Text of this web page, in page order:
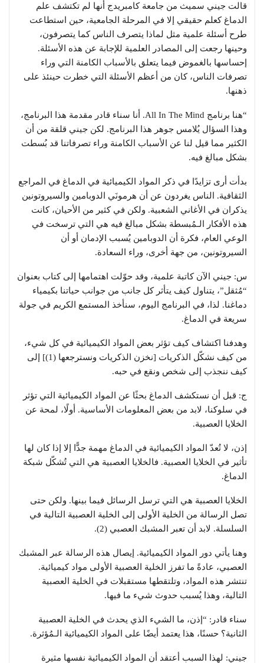
قالت جيني سميث من جامعة كامبريدج أنها لم تكتشف علم
الدماغ كعلم حقيقي إلا في المرحلة الجامعية، حين استطاعت
طرح أسئلة علمية مثل لماذا يتصرف الناس كما يتصرفون،
وحينها رجعت إلى المصادر العلمية للإجابة عن هذه الأسئلة.
إحساسها بالغموض فيما يتعلق بالأسباب الكامنة التي وراء
تصرفات الناس، كان من أعظم الأسئلة التي خطرت حينئذ على
ذهنها.
“هنا برنامج All In The Mind. أنا سناء قادر مقدمة هذا البرنامج،
وهذا السؤال يُلامس جوهر هذا البرنامج. لكن جيني قلقة من أن
الكثير مما قيل لنا عن الأسباب الكامنة وراء تصرفاتنا قد بُسطت
بشكل مبالغ فيه.
بدأت أرى تزايدًا في ذكر المواد الكيميائية في الدماغ في المراجع
الثقافية. الناس يغردون عن أن هرمونَي الدوبامين والسيروتونين
يذكران في الأغاني الشعبية. ولكن في كثير من الأحيان، كانت
هذه الأفكار الـمُبسطة بشكل مبالغ فيه هي التي ترسخت في
الوعي العام، فكرة أن الدوبامين يُسبب الإدمان أو أن
السيروتونين، من جهة أخرى، وراء السعادة.
س: جيني الآن كاتبة علمية، وقد حوّلت اهتمامها إلى كتاب بعنوان
“مُثقل”، يتناول كيف يتأثر كل جانب من جوانب حياتنا بكيمياء
دماغنا. لذا، في البرنامج اليوم، سنأخذ المستمع الكريم في جولة
سريعة في الدماغ.
وهدفنا اكتشاف كيف تؤثر بعض المواد الكيميائية في كل شيء،
من كيف نشكّل الذكريات [نخزن الذكريات ونسترجعها (1)] إلى
كيف ننجذب إلى شخص ونقع في حبه.
ج: قبل أن نستكشف الدماغ بحثًا عن المواد الكيميائية التي تؤثر
في سلوكنا، لابد من بعض المعلومات الأساسية. أولًا، لمحة عن
الخلايا العصبية.
إذن، لا تُعدّ المواد الكيميائية في الدماغ مهمة جدًّا إلا إذا كان لها
تأثير في الخلايا العصبية. فالخلايا العصبية هي التي تُشكّل شبكة
الدماغ.
الخلايا العصبية هي التي ترسل الرسائل فيما بينها. ولكن حتى
تصل الرسالة من الخلية الأولى إلى الخلية العصبية التالية في
السلسلة. لابد أن تعبر المشبك العصبي (2).
وهنا يأتي دور المواد الكيميائية. إيصال هذه الرسالة عبر المشبك
العصبي، عادةً ما تفرز الخلية العصبية الأولى مواد كيميائية.
تنتشر هذه المواد، وتلتقطها مستقبلات في الخلية العصبية
التالية، وهذا يُسبب حدوث شيء ما فيها.
سناء قادر: “إذن، ما الشيء الذي يحدث في الخلية العصبية
الثانية؟ حسنًا، هذا يعتمد أيضًا على المواد الكيميائية الـمُؤثرة.
جيني: لهذا السبب أعتقد أن المواد الكيميائية نفسها مثيرة